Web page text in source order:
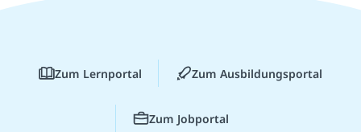
Zum Lernportal Zum Ausbildungsportal
Zum Jobportal